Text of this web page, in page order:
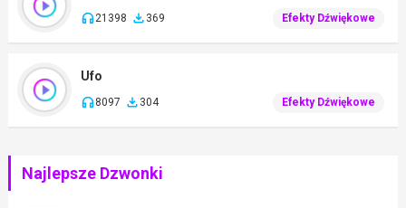
21398 369 Efekty Dźwiękowe
Ufo
8097 304 Efekty Dźwiękowe
Najlepsze Dzwonki